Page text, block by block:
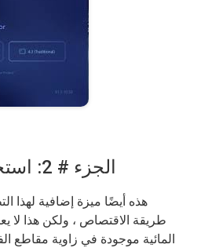
الجزء # 2: استخدام طريقة القص
هذه أيضًا ميزة إضافية لهذا
طريقة الاقتصاص ، ولكن هذا لا
المائية موجودة في زاوية مقاطع